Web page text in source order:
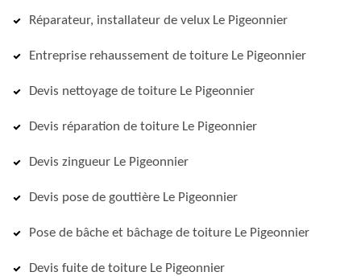
Réparateur, installateur de velux Le Pigeonnier
Entreprise rehaussement de toiture Le Pigeonnier
Devis nettoyage de toiture Le Pigeonnier
Devis réparation de toiture Le Pigeonnier
Devis zingueur Le Pigeonnier
Devis pose de gouttière Le Pigeonnier
Pose de bâche et bâchage de toiture Le Pigeonnier
Devis fuite de toiture Le Pigeonnier